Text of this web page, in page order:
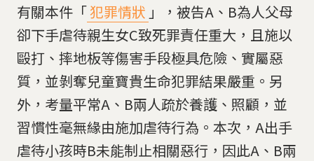
有關本件「犯罪情狀 」，被告A、B為人父母
卻下手虐待親生女C致死罪責任重大，且施以
毆打、摔地板等傷害手段極具危險、實屬惡
質，並剝奪兒童寶貴生命犯罪結果嚴重。另
外，考量平常A、B兩人疏於養護、照顧，並
習慣性毫無緣由施加虐待行為。本次，A出手
虐待小孩時B未能制止相關惡行，因此A、B兩